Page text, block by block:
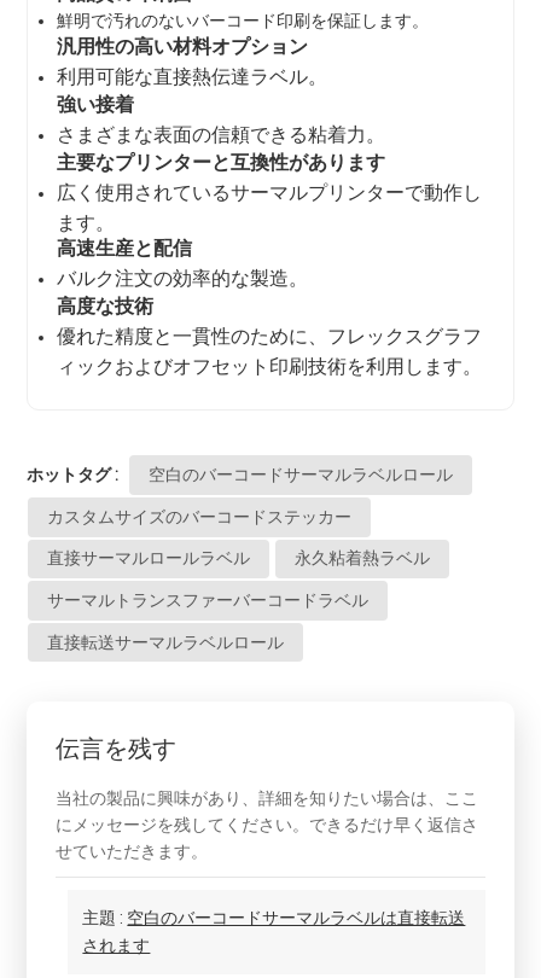
鮮明で汚れのないバーコード印刷を保証します。
汎用性の高い材料オプション
利用可能な直接熱伝達ラベル。
強い接着
さまざまな表面の信頼できる粘着力。
主要なプリンターと互換性があります
広く使用されているサーマルプリンターで動作し
ます。
高速生産と配信
バルク注文の効率的な製造。
高度な技術
優れた精度と一貫性のために、フレックスグラフ
ィックおよびオフセット印刷技術を利用します。
ホットタグ : 空白のバーコードサーマルラベルロール
カスタムサイズのバーコードステッカー
直接サーマルロールラベル 永久粘着熱ラベル
サーマルトランスファーバーコードラベル
直接転送サーマルラベルロール
伝言を残す
当社の製品に興味があり、詳細を知りたい場合は、ここ
にメッセージを残してください。できるだけ早く返信さ
せていただきます。
主題 : 空白のバーコードサーマルラベルは直接転送
されます